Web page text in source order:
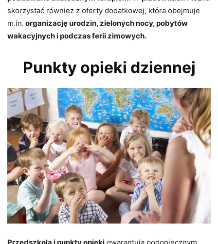
skorzystać również z oferty dodatkowej, która obejmuje
m.in. organizację urodzin, zielonych nocy, pobytów
wakacyjnych i podczas ferii zimowych.
Punkty opieki dziennej